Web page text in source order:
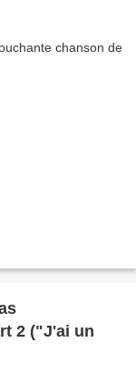
2 ("J'ai un